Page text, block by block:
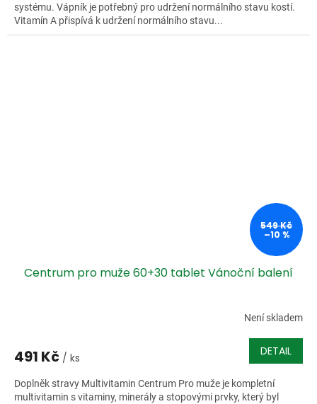
systému. Vápník je potřebný pro udržení normálního stavu kostí.
Vitamín A přispívá k udržení normálního stavu...
549 Kč
–10 %
Centrum pro muže 60+30 tablet Vánoční balení
Není skladem
491 Kč / ks DETAIL
Doplněk stravy Multivitamin Centrum Pro muže je kompletní
multivitamin s vitaminy, minerály a stopovými prvky, který byl